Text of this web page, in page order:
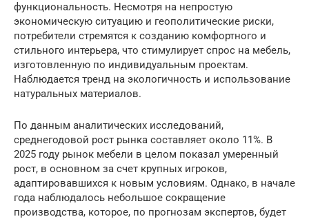
функциональность. Несмотря на непростую
экономическую ситуацию и геополитические риски,
потребители стремятся к созданию комфортного и
стильного интерьера, что стимулирует спрос на мебель,
изготовленную по индивидуальным проектам.
Наблюдается тренд на экологичность и использование
натуральных материалов.
По данным аналитических исследований,
среднегодовой рост рынка составляет около 11%. В
2025 году рынок мебели в целом показал умеренный
рост, в основном за счет крупных игроков,
адаптировавшихся к новым условиям. Однако, в начале
года наблюдалось небольшое сокращение
производства, которое, по прогнозам экспертов, будет